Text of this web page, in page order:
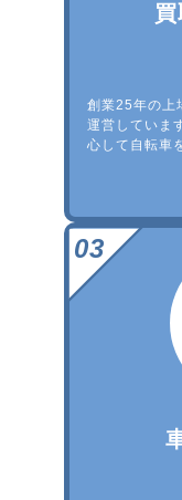
創業25年の上
運営していま
心して自転車